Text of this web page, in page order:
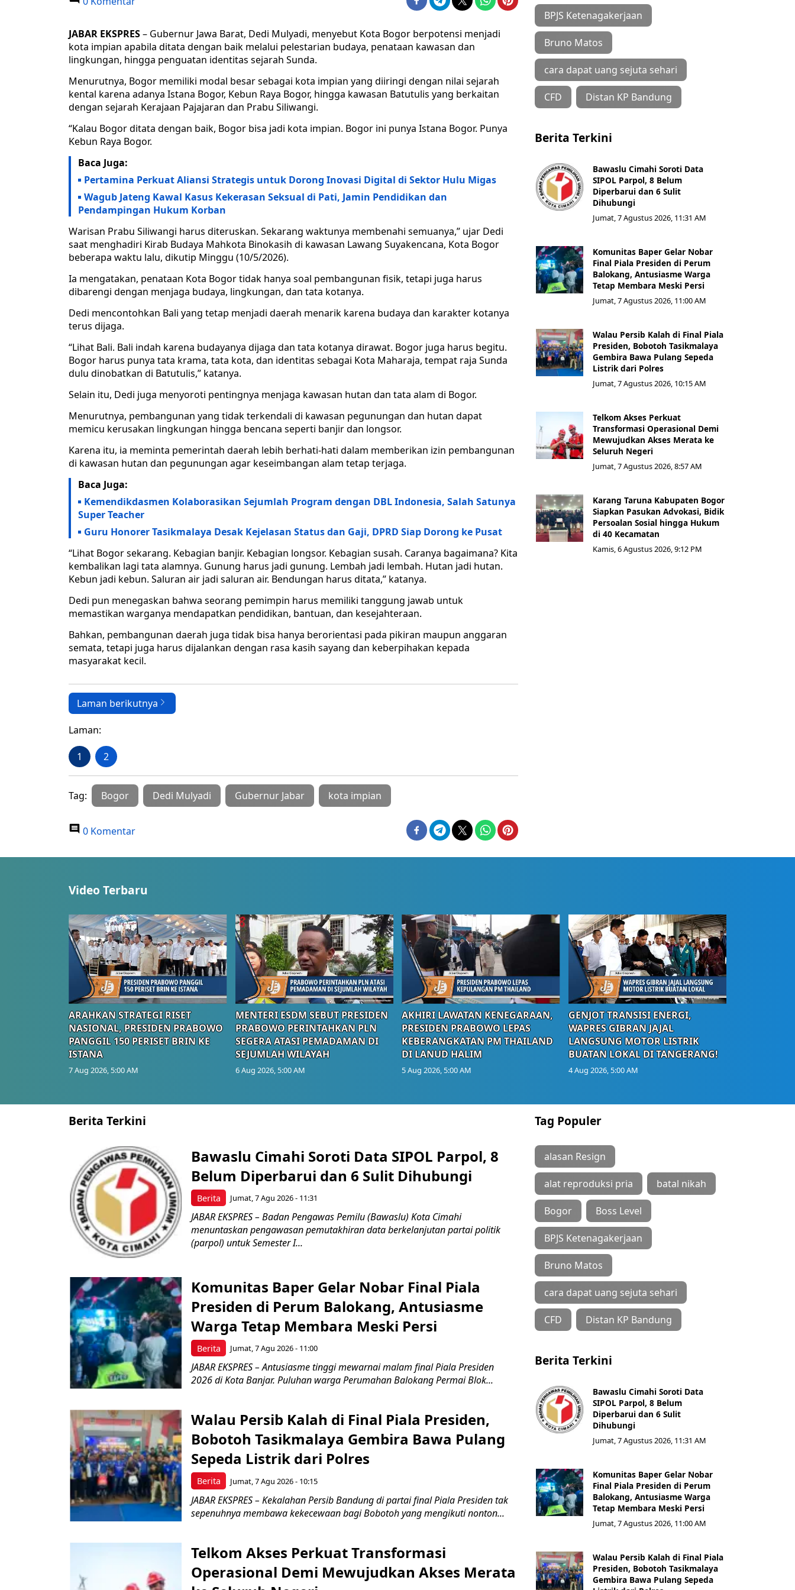
JABAR EKSPRES– Gubernur Jawa Barat, Dedi Mulyadi, menyebut Kota Bogor berpotensi menjadi
kota impian apabila ditata dengan baik melalui pelestarian budaya, penataan kawasan dan
lingkungan, hingga penguatan identitas sejarah Sunda.
Menurutnya, Bogor memiliki modal besar sebagai kota impian yang diiringi dengan nilai sejarah
kental karena adanya Istana Bogor, Kebun Raya Bogor, hingga kawasan Batutulis yang berkaitan
dengan sejarah Kerajaan Pajajaran dan Prabu Siliwangi.
“Kalau Bogor ditata dengan baik, Bogor bisa jadi kota impian. Bogor ini punya Istana Bogor. Punya
Kebun Raya Bogor.
Baca Juga:
Pertamina Perkuat Aliansi Strategis untuk Dorong Inovasi Digital di Sektor Hulu Migas
Wagub Jateng Kawal Kasus Kekerasan Seksual di Pati, Jamin Pendidikan dan
Pendampingan Hukum Korban
Warisan Prabu Siliwangi harus diteruskan. Sekarang waktunya membenahi semuanya,” ujar Dedi
saat menghadiri Kirab Budaya Mahkota Binokasih di kawasan Lawang Suyakencana, Kota Bogor
beberapa waktu lalu, dikutip Minggu (10/5/2026).
Ia mengatakan, penataan Kota Bogor tidak hanya soal pembangunan fisik, tetapi juga harus
dibarengi dengan menjaga budaya, lingkungan, dan tata kotanya.
Dedi mencontohkan Bali yang tetap menjadi daerah menarik karena budaya dan karakter kotanya
terus dijaga.
“Lihat Bali. Bali indah karena budayanya dijaga dan tata kotanya dirawat. Bogor juga harus begitu.
Bogor harus punya tata krama, tata kota, dan identitas sebagai Kota Maharaja, tempat raja Sunda
dulu dinobatkan di Batutulis,” katanya.
Selain itu, Dedi juga menyoroti pentingnya menjaga kawasan hutan dan tata alam di Bogor.
Menurutnya, pembangunan yang tidak terkendali di kawasan pegunungan dan hutan dapat
memicu kerusakan lingkungan hingga bencana seperti banjir dan longsor.
Karena itu, ia meminta pemerintah daerah lebih berhati-hati dalam memberikan izin pembangunan
di kawasan hutan dan pegunungan agar keseimbangan alam tetap terjaga.
Baca Juga:
Kemendikdasmen Kolaborasikan Sejumlah Program dengan DBL Indonesia, Salah Satunya
Super Teacher
Guru Honorer Tasikmalaya Desak Kejelasan Status dan Gaji, DPRD Siap Dorong ke Pusat
“Lihat Bogor sekarang. Kebagian banjir. Kebagian longsor. Kebagian susah. Caranya bagaimana? Kita
kembalikan lagi tata alamnya. Gunung harus jadi gunung. Lembah jadi lembah. Hutan jadi hutan.
Kebun jadi kebun. Saluran air jadi saluran air. Bendungan harus ditata,” katanya.
Dedi pun menegaskan bahwa seorang pemimpin harus memiliki tanggung jawab untuk
memastikan warganya mendapatkan pendidikan, bantuan, dan kesejahteraan.
Bahkan, pembangunan daerah juga tidak bisa hanya berorientasi pada pikiran maupun anggaran
semata, tetapi juga harus dijalankan dengan rasa kasih sayang dan keberpihakan kepada
masyarakat kecil.
Laman berikutnya
Laman:
1 2
Tag: Bogor Dedi Mulyadi Gubernur Jabar kota impian
0 Komentar
BPJS Ketenagakerjaan
Bruno Matos
cara dapat uang sejuta sehari
CFD Distan KP Bandung
Berita Terkini
Bawaslu Cimahi Soroti Data
SIPOL Parpol, 8 Belum
Diperbarui dan 6 Sulit
Dihubungi
Jumat, 7 Agustus 2026, 11:31 AM
Komunitas Baper Gelar Nobar
Final Piala Presiden di Perum
Balokang, Antusiasme Warga
Tetap Membara Meski Persi
Jumat, 7 Agustus 2026, 11:00 AM
Walau Persib Kalah di Final Piala
Presiden, Bobotoh Tasikmalaya
Gembira Bawa Pulang Sepeda
Listrik dari Polres
Jumat, 7 Agustus 2026, 10:15 AM
Telkom Akses Perkuat
Transformasi Operasional Demi
Mewujudkan Akses Merata ke
Seluruh Negeri
Jumat, 7 Agustus 2026, 8:57 AM
Karang Taruna Kabupaten Bogor
Siapkan Pasukan Advokasi, Bidik
Persoalan Sosial hingga Hukum
di 40 Kecamatan
Kamis, 6 Agustus 2026, 9:12 PM
Video Terbaru
ARAHKAN STRATEGI RISET
NASIONAL, PRESIDEN PRABOWO
PANGGIL 150 PERISET BRIN KE
ISTANA
7 Aug 2026, 5:00 AM
MENTERI ESDM SEBUT PRESIDEN
PRABOWO PERINTAHKAN PLN
SEGERA ATASI PEMADAMAN DI
SEJUMLAH WILAYAH
6 Aug 2026, 5:00 AM
AKHIRI LAWATAN KENEGARAAN,
PRESIDEN PRABOWO LEPAS
KEBERANGKATAN PM THAILAND
DI LANUD HALIM
5 Aug 2026, 5:00 AM
GENJOT TRANSISI ENERGI,
WAPRES GIBRAN JAJAL
LANGSUNG MOTOR LISTRIK
BUATAN LOKAL DI TANGERANG!
4 Aug 2026, 5:00 AM
Berita Terkini
Berita
Bawaslu Cimahi Soroti Data SIPOL Parpol, 8
Belum Diperbarui dan 6 Sulit Dihubungi
Jumat, 7 Agu 2026 - 11:31
JABAR EKSPRES – Badan Pengawas Pemilu (Bawaslu) Kota Cimahi
menuntaskan pengawasan pemutakhiran data berkelanjutan partai politik
(parpol) untuk Semester I...
Berita
Komunitas Baper Gelar Nobar Final Piala
Presiden di Perum Balokang, Antusiasme
Warga Tetap Membara Meski Persi
Jumat, 7 Agu 2026 - 11:00
JABAR EKSPRES – Antusiasme tinggi mewarnai malam final Piala Presiden
2026 di Kota Banjar. Puluhan warga Perumahan Balokang Permai Blok...
Berita
Walau Persib Kalah di Final Piala Presiden,
Bobotoh Tasikmalaya Gembira Bawa Pulang
Sepeda Listrik dari Polres
Jumat, 7 Agu 2026 - 10:15
JABAR EKSPRES – Kekalahan Persib Bandung di partai final Piala Presiden tak
sepenuhnya membawa kekecewaan bagi Bobotoh yang mengikuti nonton...
Telkom Akses Perkuat Transformasi
Operasional Demi Mewujudkan Akses Merata
Tag Populer
alasan Resign
alat reproduksi pria batal nikah
Bogor Boss Level
BPJS Ketenagakerjaan
Bruno Matos
cara dapat uang sejuta sehari
CFD Distan KP Bandung
Berita Terkini
Bawaslu Cimahi Soroti Data
SIPOL Parpol, 8 Belum
Diperbarui dan 6 Sulit
Dihubungi
Jumat, 7 Agustus 2026, 11:31 AM
Komunitas Baper Gelar Nobar
Final Piala Presiden di Perum
Balokang, Antusiasme Warga
Tetap Membara Meski Persi
Jumat, 7 Agustus 2026, 11:00 AM
Walau Persib Kalah di Final Piala
Presiden, Bobotoh Tasikmalaya
Gembira Bawa Pulang Sepeda